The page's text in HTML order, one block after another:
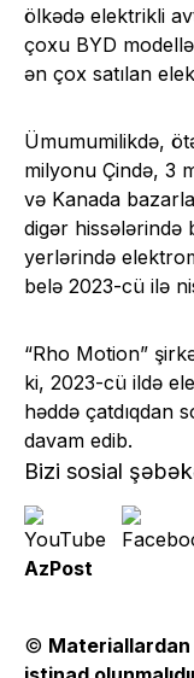
ölkədə elektrikli
çoxu BYD
ən çox satılan
Ümumumilikdə,
milyonu Çində, 3
və Kanada
digər hissələrində
yerlərində
belə 2023-cü ilə
“Rho Motion”
ki, 2023-cü ildə
həddə çatdıqdan
davam edib.
Bizi sosial
AzPost
©